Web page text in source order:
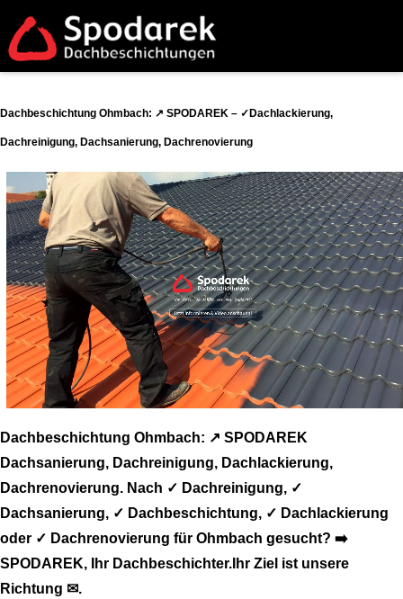
Dachbeschichtung Ohmbach: ↗️ SPODAREK – ✓Dachlackierung,
Dachreinigung, Dachsanierung, Dachrenovierung
Dachbeschichtung Ohmbach: ↗️ SPODAREK
Dachsanierung, Dachreinigung, Dachlackierung,
Dachrenovierung. Nach ✓ Dachreinigung, ✓
Dachsanierung, ✓ Dachbeschichtung, ✓ Dachlackierung
oder ✓ Dachrenovierung für Ohmbach gesucht? ➡️
SPODAREK, Ihr Dachbeschichter.Ihr Ziel ist unsere
Richtung ✉.